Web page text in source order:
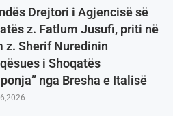
Drejtori i Agjencisë së
z. Fatlum Jusufi, priti në
z. Sherif Nuredinin
i Shoqatës
nga Bresha e Italisë